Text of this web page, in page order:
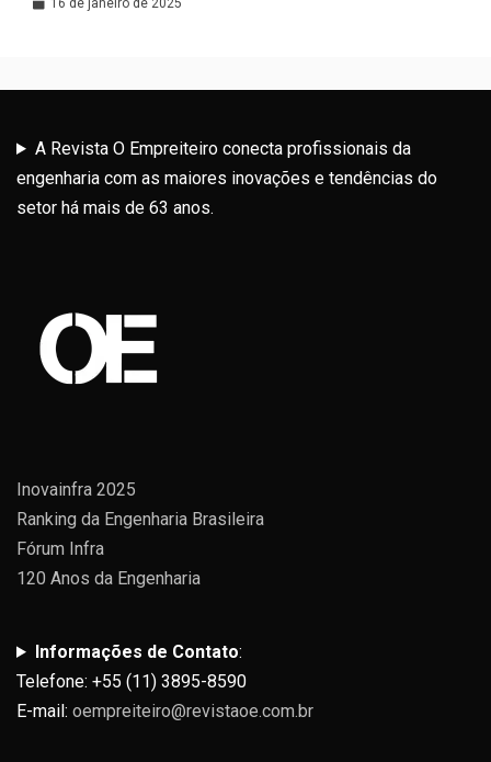
16 de janeiro de 2025
A Revista O Empreiteiro conecta profissionais da
engenharia com as maiores inovações e tendências do
setor há mais de 63 anos.
Inovainfra 2025
Ranking da Engenharia Brasileira
Fórum Infra
120 Anos da Engenharia
Informações de Contato:
Telefone: +55 (11) 3895-8590
E-mail: oempreiteiro@revistaoe.com.br